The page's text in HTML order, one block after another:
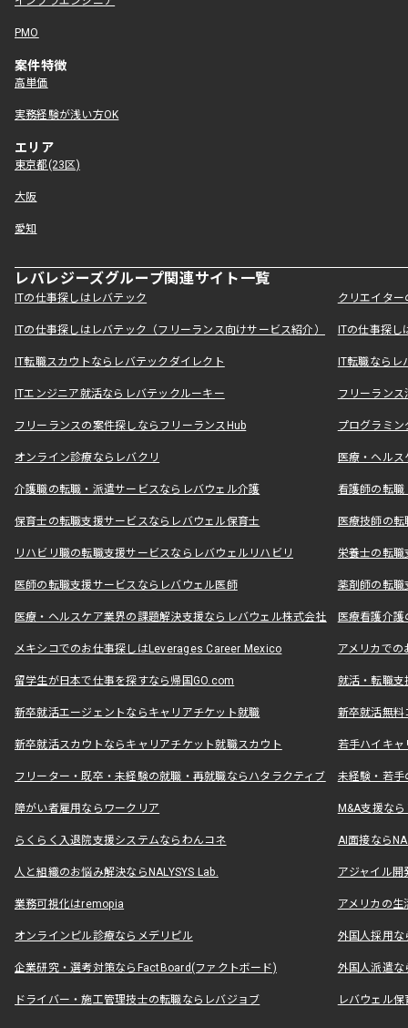
PMO
案件特徴
高単価
実務経験が浅い方OK
エリア
東京都(23区)
大阪
愛知
レバレジーズグループ関連サイト一覧
ITの仕事探しはレバテック クリエイタ
ITの仕事探しはレバテック（フリーランス向けサービス紹介） ITの仕事探
IT転職スカウトならレバテックダイレクト IT転職なら
ITエンジニア就活ならレバテックルーキー フリーラン
フリーランスの案件探しならフリーランスHub プログラミ
オンライン診療ならレバクリ 医療・ヘル
介護職の転職・派遣サービスならレバウェル介護 看護師の転
保育士の転職支援サービスならレバウェル保育士 医療技師の
リハビリ職の転職支援サービスならレバウェルリハビリ 栄養士の転
医師の転職支援サービスならレバウェル医師 薬剤師の転
医療・ヘルスケア業界の課題解決支援ならレバウェル株式会社 医療看護介
メキシコでのお仕事探しはLeverages Career Mexico アメリカで
留学生が日本で仕事を探すなら帰国GO.com 就活・転職
新卒就活エージェントならキャリアチケット就職 新卒就活無料
新卒就活スカウトならキャリアチケット就職スカウト 若手ハイキ
フリーター・既卒・未経験の就職・再就職ならハタラクティブ 未経験・若手
障がい者雇用ならワークリア M&A支援な
らくらく入退院支援システムならわんコネ AI面接なら
人と組織のお悩み解決ならNALYSYS Lab. アジャイル
業務可視化はremopia アメリカの
オンラインピル診療ならメデリピル 外国人採用
企業研究・選考対策ならFactBoard(ファクトボード) 外国人派遣な
ドライバー・施工管理技士の転職ならレバジョブ レバウェル